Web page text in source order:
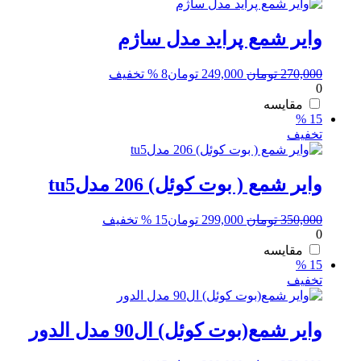
وایر شمع پراید مدل ساژم
270,000 تومان قیمت
249,000 تومان8 % تخفیف
0
مقایسه
15 %
تخفیف
وایر شمع ( بوت کوئل) 206 مدلtu5
350,000 تومان قیمت
299,000 تومان15 % تخفیف
0
مقایسه
15 %
تخفیف
وایر شمع(بوت کوئل) ال90 مدل الدور